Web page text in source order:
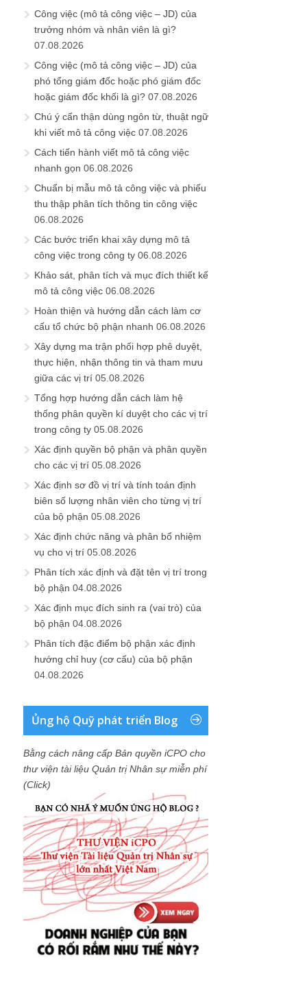
Công việc (mô tả công việc – JD) của
trưởng nhóm và nhân viên là gì?
07.08.2026
Công việc (mô tả công việc – JD) của
phó tổng giám đốc hoặc phó giám đốc
hoặc giám đốc khối là gì? 07.08.2026
Chú ý cẩn thận dùng ngôn từ, thuật ngữ
khi viết mô tả công việc 07.08.2026
Cách tiến hành viết mô tả công việc
nhanh gọn 06.08.2026
Chuẩn bị mẫu mô tả công việc và phiếu
thu thập phân tích thông tin công việc
06.08.2026
Các bước triển khai xây dựng mô tả
công việc trong công ty 06.08.2026
Khảo sát, phân tích và mục đích thiết kế
mô tả công việc 06.08.2026
Hoàn thiện và hướng dẫn cách làm cơ
cấu tổ chức bộ phận nhanh 06.08.2026
Xây dựng ma trận phối hợp phê duyệt,
thực hiện, nhận thông tin và tham mưu
giữa các vị trí 05.08.2026
Tổng hợp hướng dẫn cách làm hệ
thống phân quyền kí duyệt cho các vị trí
trong công ty 05.08.2026
Xác định quyền bộ phận và phân quyền
cho các vị trí 05.08.2026
Xác định sơ đồ vị trí và tính toán định
biên số lượng nhân viên cho từng vị trí
của bộ phận 05.08.2026
Xác định chức năng và phân bổ nhiệm
vụ cho vị trí 05.08.2026
Phân tích xác định và đặt tên vị trí trong
bộ phận 04.08.2026
Xác định mục đích sinh ra (vai trò) của
bộ phận 04.08.2026
Phân tích đặc điểm bộ phận xác định
hướng chỉ huy (cơ cấu) của bộ phận
04.08.2026
Ủng hộ Quỹ phát triển Blog
Bằng cách nâng cấp Bản quyền iCPO cho
thư viện tài liệu Quản trị Nhân sự miễn phí
(Click)